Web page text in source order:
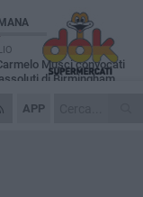
APP
Musci convocati
di Birmingham
una solida certezza